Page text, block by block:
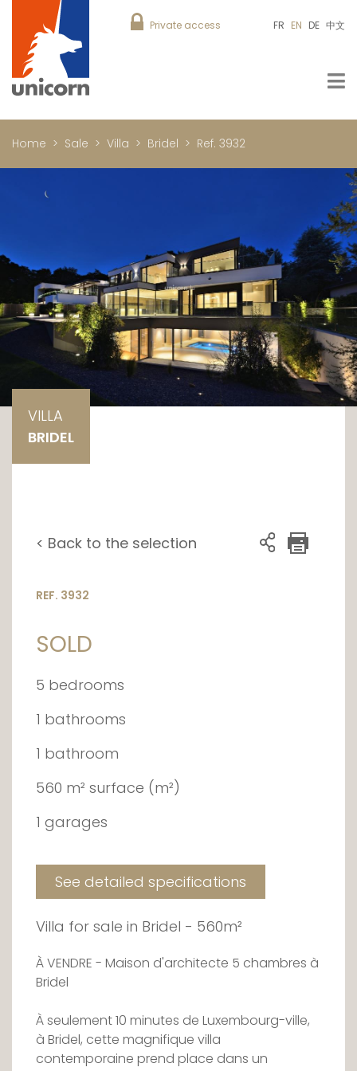
Private access FR EN DE 中文
Home Sale Villa Bridel Ref. 3932
VILLA
BRIDEL
< Back to the selection
REF. 3932
SOLD
5 bedrooms
1 bathrooms
1 bathroom
560 m² surface (m²)
1 garages
See detailed specifications
Villa for sale in Bridel - 560m²
À VENDRE - Maison d'architecte 5 chambres à
Bridel
À seulement 10 minutes de Luxembourg-ville,
à Bridel, cette magnifique villa
contemporaine prend place dans un